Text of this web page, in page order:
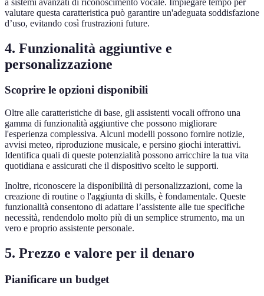
valutare questa caratteristica può garantire un'adeguata soddisfazione
d’uso, evitando così frustrazioni future.
4. Funzionalità aggiuntive e
personalizzazione
Scoprire le opzioni disponibili
Oltre alle caratteristiche di base, gli assistenti vocali offrono una
gamma di funzionalità aggiuntive che possono migliorare
l'esperienza complessiva. Alcuni modelli possono fornire notizie,
avvisi meteo, riproduzione musicale, e persino giochi interattivi.
Identifica quali di queste potenzialità possono arricchire la tua vita
quotidiana e assicurati che il dispositivo scelto le supporti.
Inoltre, riconoscere la disponibilità di personalizzazioni, come la
creazione di routine o l'aggiunta di skills, è fondamentale. Queste
funzionalità consentono di adattare l’assistente alle tue specifiche
necessità, rendendolo molto più di un semplice strumento, ma un
vero e proprio assistente personale.
5. Prezzo e valore per il denaro
Pianificare un budget